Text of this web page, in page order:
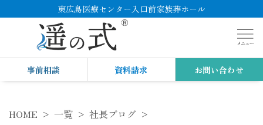
東広島医療センター入口前家族葬ホール
事前相談 資料請求 お問い合わせ
HOME 一覧
社長ブログ